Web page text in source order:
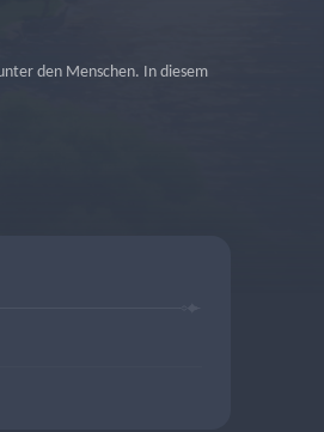
den Menschen. In diesem